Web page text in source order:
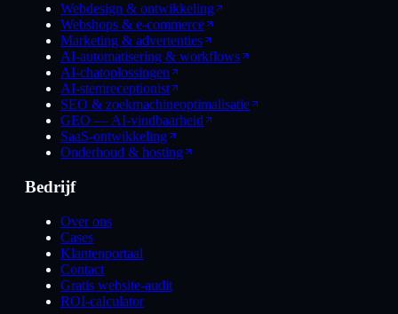
Webdesign & ontwikkeling
Webshops & e-commerce
Marketing & advertenties
AI-automatisering & workflows
AI-chatoplossingen
AI-stemreceptionist
SEO & zoekmachineoptimalisatie
GEO — AI-vindbaarheid
SaaS-ontwikkeling
Onderhoud & hosting
Bedrijf
Over ons
Cases
Klantenportaal
Contact
Gratis website-audit
ROI-calculator